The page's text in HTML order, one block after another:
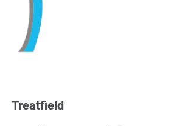
Treatfield